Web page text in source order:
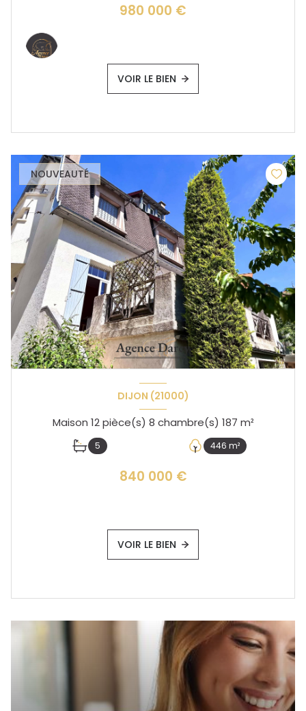
980 000 €
VOIR LE BIEN
NOUVEAUTÉ
DIJON (21000)
Maison 12 pièce(s) 8 chambre(s) 187 m²
5 446 m²
840 000 €
VOIR LE BIEN